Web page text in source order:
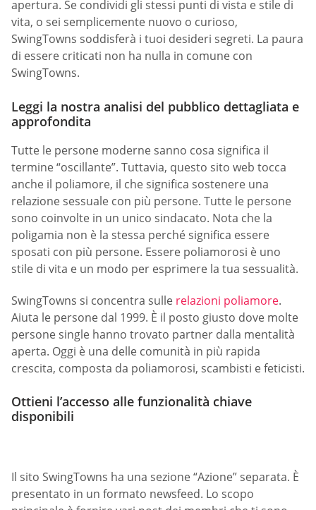
apertura. Se condividi gli stessi punti di vista e stile di
vita, o sei semplicemente nuovo o curioso,
SwingTowns soddisferà i tuoi desideri segreti. La paura
di essere criticati non ha nulla in comune con
SwingTowns.
Leggi la nostra analisi del pubblico dettagliata e
approfondita
Tutte le persone moderne sanno cosa significa il
termine “oscillante”. Tuttavia, questo sito web tocca
anche il poliamore, il che significa sostenere una
relazione sessuale con più persone. Tutte le persone
sono coinvolte in un unico sindacato. Nota che la
poligamia non è la stessa perché significa essere
sposati con più persone. Essere poliamorosi è uno
stile di vita e un modo per esprimere la tua sessualità.
SwingTowns si concentra sulle relazioni poliamore.
Aiuta le persone dal 1999. È il posto giusto dove molte
persone single hanno trovato partner dalla mentalità
aperta. Oggi è una delle comunità in più rapida
crescita, composta da poliamorosi, scambisti e feticisti.
Ottieni l’accesso alle funzionalità chiave
disponibili
Il sito SwingTowns ha una sezione “Azione” separata. È
presentato in un formato newsfeed. Lo scopo